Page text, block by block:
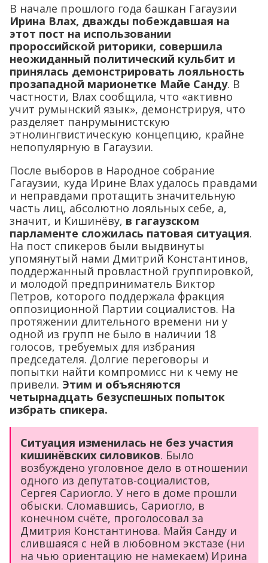
В начале прошлого года башкан Гагаузии
Ирина Влах, дважды побеждавшая на
этот пост на использовании
пророссийской риторики, совершила
неожиданный политический кульбит и
принялась демонстрировать лояльность
прозападной марионетке Майе Санду. В
частности, Влах сообщила, что «активно
учит румынский язык», демонстрируя, что
разделяет панрумынистскую
этнолингвистическую концепцию, крайне
непопулярную в Гагаузии.
После выборов в Народное собрание
Гагаузии, куда Ирине Влах удалось правдами
и неправдами протащить значительную
часть лиц, абсолютно лояльных себе, а,
значит, и Кишинёву, в гагаузском
парламенте сложилась патовая ситуация.
На пост спикеров были выдвинуты
упомянутый нами Дмитрий Константинов,
поддержанный провластной группировкой,
и молодой предприниматель Виктор
Петров, которого поддержала фракция
оппозиционной Партии социалистов. На
протяжении длительного времени ни у
одной из групп не было в наличии 18
голосов, требуемых для избрания
председателя. Долгие переговоры и
попытки найти компромисс ни к чему не
привели. Этим и объясняются
четырнадцать безуспешных попыток
избрать спикера.
Ситуация изменилась не без участия
кишинёвских силовиков. Было
возбуждено уголовное дело в отношении
одного из депутатов-социалистов,
Сергея Сариогло. У него в доме прошли
обыски. Сломавшись, Сариогло, в
конечном счёте, проголосовал за
Дмитрия Константинова. Майя Санду и
слившаяся с ней в любовном экстазе (ни
на чью ориентацию не намекаем) Ирина